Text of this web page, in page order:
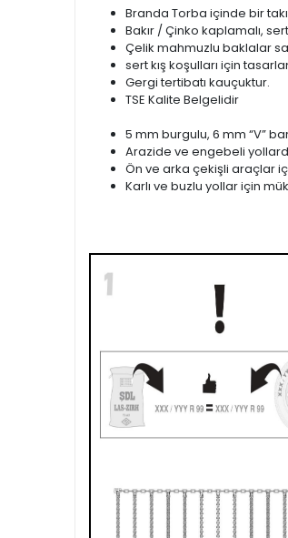
Branda Torba içinde bir
Bakır / Çinko kaplamalı,
Çelik mahmuzlu baklalar
sert kış koşulları için
Gergi tertibatı kauçuktur.
TSE Kalite Belgelidir
5 mm burgulu, 6 mm “V”
Arazide ve engebeli
Ön ve arka çekişli araçlar
Karlı ve buzlu yollar için